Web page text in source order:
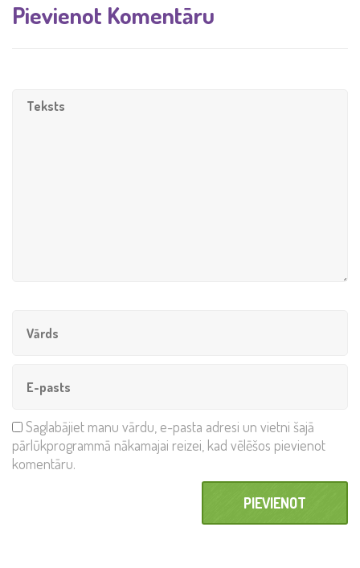
Pievienot Komentāru
Saglabājiet manu vārdu, e-pasta adresi un vietni šajā
pārlūkprogrammā nākamajai reizei, kad vēlēšos pievienot
komentāru.